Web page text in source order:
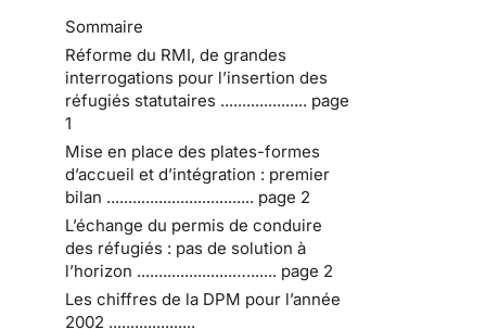
Sommaire
Réforme du RMI, de grandes
interrogations pour l’insertion des
réfugiés statutaires .................... page
1
Mise en place des plates-formes
d’accueil et d’intégration : premier
bilan .................................. page 2
L’échange du permis de conduire
des réfugiés : pas de solution à
l’horizon ......................…....... page 2
Les chiffres de la DPM pour l’année
2002 ....................